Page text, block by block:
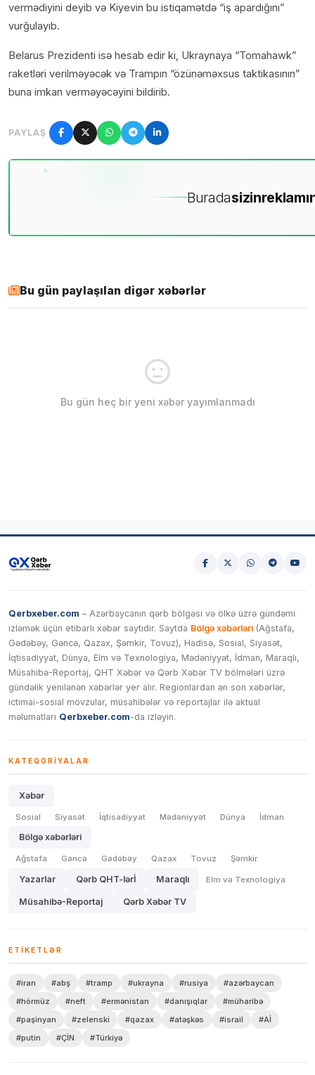
vermədiyini deyib və Kiyevin bu istiqamətdə “iş apardığını”
vurğulayıb.
Belarus Prezidenti isə hesab edir ki, Ukraynaya “Tomahawk”
raketləri verilməyəcək və Trampın “özünəməxsus taktikasının”
buna imkan verməyəcəyini bildirib.
PAYLAŞ
Buradasizin
Bu gün paylaşılan digər xəbərlər
Bu gün heç bir yeni xəbər yayımlanmadı
Qerbxeber.com – Azərbaycanın qərb bölgəsi və ölkə üzrə gündəmi
izləmək üçün etibarlı xəbər saytıdır. Saytda Bölgə xəbərləri (Ağstafa,
Gədəbəy, Gəncə, Qazax, Şəmkir, Tovuz), Hadisə, Sosial, Siyasət,
İqtisadiyyat, Dünya, Elm və Texnologiya, Mədəniyyət, İdman, Maraqlı,
Müsahibə-Reportaj, QHT Xəbər və Qərb Xəbər TV bölmələri üzrə
gündəlik yenilənən xəbərlər yer alır. Regionlardan ən son xəbərlər,
ictimai-sosial mövzular, müsahibələr və reportajlar ilə aktual
məlumatları Qerbxeber.com-da izləyin.
KATEQORIYALAR
Xəbər
Sosial Siyasət İqtisadiyyat Mədəniyyət Dünya İdman
Bölgə xəbərləri
Ağstafa Gəncə Gədəbəy Qazax Tovuz Şəmkir
Yazarlar Qərb QHT-lərİ Maraqlı Elm və Texnologiya
Müsahibə-Reportaj Qərb Xəbər TV
ETIKETLƏR
#iran #abş #tramp #ukrayna #rusiya
#azərbaycan
#hörmüz
#neft #ermənistan #danışıqlar
#müharibə
#paşinyan
#zelenski #qazax #atəşkəs #israil
#Aİ
#putin
#ÇİN #Türkiyə